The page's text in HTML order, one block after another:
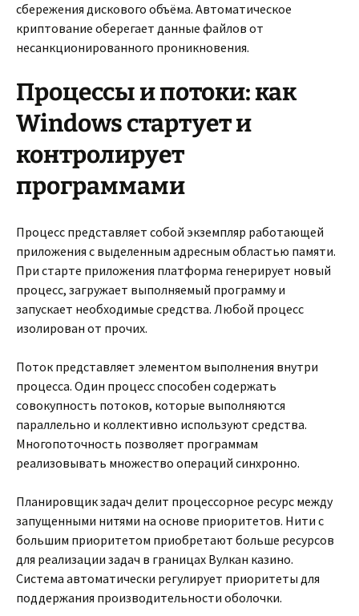
сбережения дискового объёма. Автоматическое
криптование оберегает данные файлов от
несанкционированного проникновения.
Процессы и потоки: как
Windows стартует и
контролирует
программами
Процесс представляет собой экземпляр работающей
приложения с выделенным адресным областью памяти.
При старте приложения платформа генерирует новый
процесс, загружает выполняемый программу и
запускает необходимые средства. Любой процесс
изолирован от прочих.
Поток представляет элементом выполнения внутри
процесса. Один процесс способен содержать
совокупность потоков, которые выполняются
параллельно и коллективно используют средства.
Многопоточность позволяет программам
реализовывать множество операций синхронно.
Планировщик задач делит процессорное ресурс между
запущенными нитями на основе приоритетов. Нити с
большим приоритетом приобретают больше ресурсов
для реализации задач в границах Вулкан казино.
Система автоматически регулирует приоритеты для
поддержания производительности оболочки.